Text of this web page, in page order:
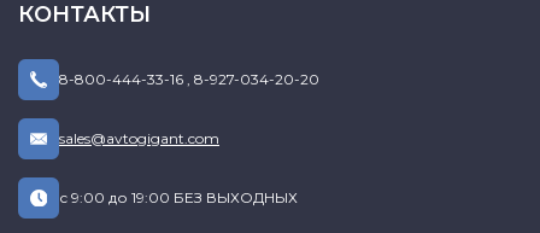
КОНТАКТЫ
8-800-444-33-16 , 8-927-034-20-20
sales@avtogigant.com
с 9:00 до 19:00 БЕЗ ВЫХОДНЫХ